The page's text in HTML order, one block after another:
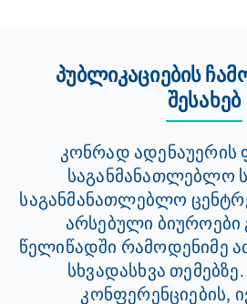
პუბლიკაციების
შესახებ
კონრად ადენაუერის
საგანმანათლებლო
საგანმანათლებლო
არსებული
წელიწადში რამოდენიმე
სხვადასხვა
კონფერენციების,